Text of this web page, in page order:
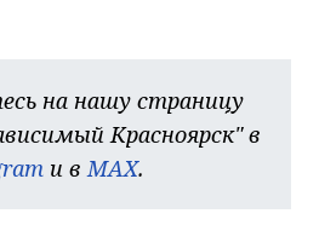
на нашу страницу
Красноярск" в
и в MAX.